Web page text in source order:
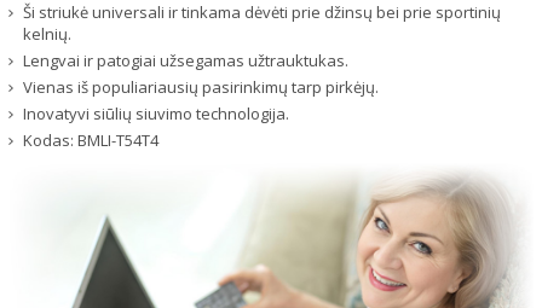
Ši striukė universali ir tinkama dėvėti prie džinsų bei prie sportinių
kelnių.
Lengvai ir patogiai užsegamas užtrauktukas.
Vienas iš populiariausių pasirinkimų tarp pirkėjų.
Inovatyvi siūlių siuvimo technologija.
Kodas: BMLI-T54T4